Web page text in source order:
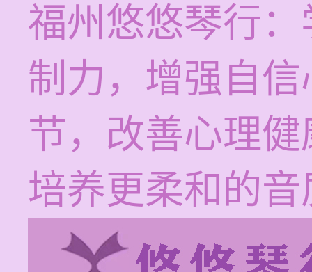
福州悠悠琴行
制力，增强自
节，改善心理
培养更柔和的